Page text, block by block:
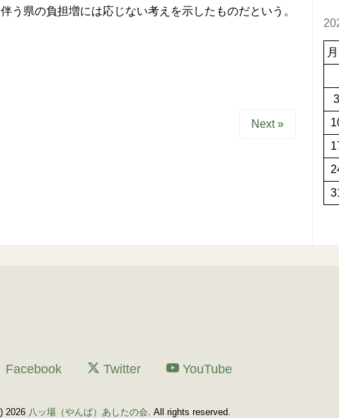
う県の負担増には応じない考えを示したものだという。
Next »
月
3
Facebook Twitter YouTube
2026 八ッ場（やんば）あしたの会. All rights reserved.